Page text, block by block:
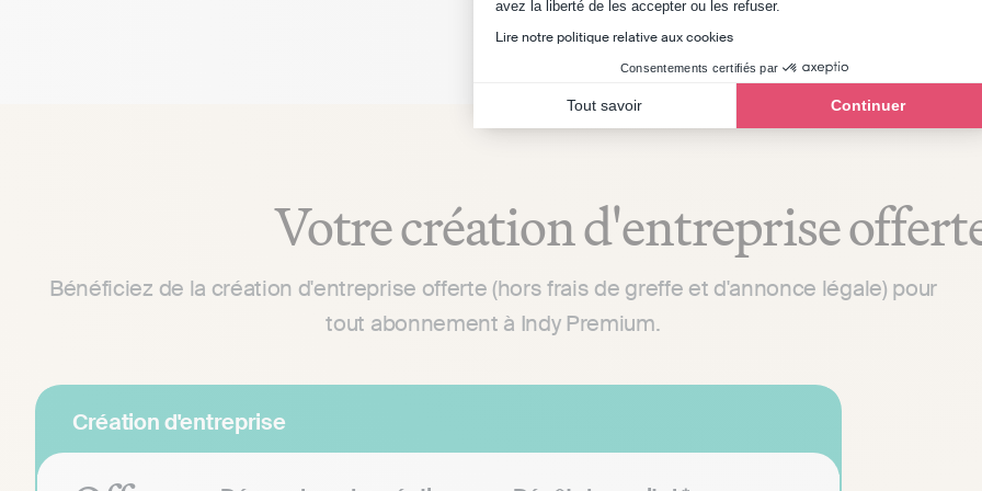
avez la liberté de les accepter ou les refuser.
Lire notre politique relative aux cookies
Consentements certifiés par
Tout savoir Continuer
Votre création d'entreprise
Bénéficiez de la création d'entreprise offerte (hors frais de greffe et d'annonce légale) pour
tout abonnement à Indy Premium.
Création d'entreprise